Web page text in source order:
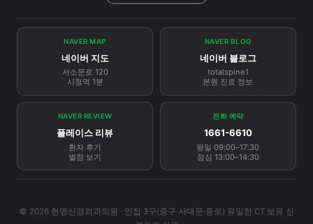
NAVER MAP
네이버 지도
서소문로 120
시청역 1분
NAVER BLOG
네이버 블로그
totalspine1
본원 진료 정보
NAVER REVIEW
플레이스 리뷰
환자 후기
별점 보기
전화 예약
1661-6610
평일 09:00–17:30
점심 13:00–14:30
© 2026 현명신경외과의원 · 인접 3구(중구·서대문·종로) 유일한 CT 보유 신